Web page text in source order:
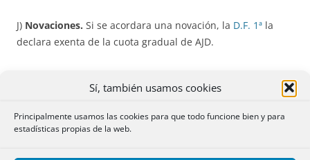
Sí, también usamos cookies
Principalmente usamos las cookies para que todo funcione bien y para
estadísticas propias de la web.
J) Novaciones. Si se acordara una novación, la D.F. 1ª la
declara exenta de la cuota gradual de AJD.
Ver modificación RDLey 15/2020, de 21 de abril